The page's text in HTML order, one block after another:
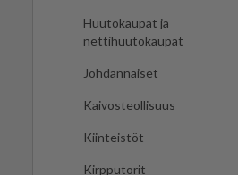
Huutokaupat ja
nettihuutokaupat
Johdannaiset
Kaivosteollisuus
Kiinteistöt
Kirpputorit